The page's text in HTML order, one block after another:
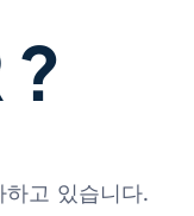
고 있습니다.